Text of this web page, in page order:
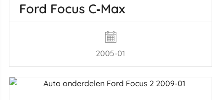
Ford Focus C‑Max
2005-01